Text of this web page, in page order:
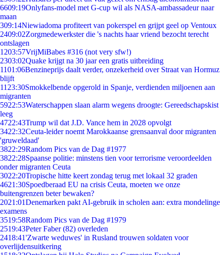
6609:19Onlyfans-model met G-cup wil als NASA-ambassadeur naar
maan
309:14Niewiadoma profiteert van pokerspel en grijpt geel op Ventoux
2409:02Zorgmedewerkster die 's nachts haar vriend bezocht terecht
ontslagen
1203:57VrijMiBabes #316 (not very sfw!)
2303:02Quake krijgt na 30 jaar een gratis uitbreiding
1101:06Benzineprijs daalt verder, onzekerheid over Straat van Hormuz
blijft
11 23:30Smokkelbende opgerold in Spanje, verdienden miljoenen aan
migranten
5922:53Waterschappen slaan alarm wegens droogte: Gereedschapskist
leeg
4722:43Trump wil dat J.D. Vance hem in 2028 opvolgt
3422:32Ceuta-leider noemt Marokkaanse grensaanval door migranten
'gruweldaad'
3822:29Random Pics van de Dag #1977
3822:28Spaanse politie: minstens tien voor terrorisme veroordeelden
onder migranten Ceuta
3022:20Tropische hitte keert zondag terug met lokaal 32 graden
4621:30Spoedberaad EU na crisis Ceuta, moeten we onze
buitengrenzen beter bewaken?
2021:01Denemarken pakt AI-gebruik in scholen aan: extra mondelinge
examens
3519:58Random Pics van de Dag #1979
2519:43Peter Faber (82) overleden
2418:41'Zwarte weduwes' in Rusland trouwen soldaten voor
overlijdensuitkering